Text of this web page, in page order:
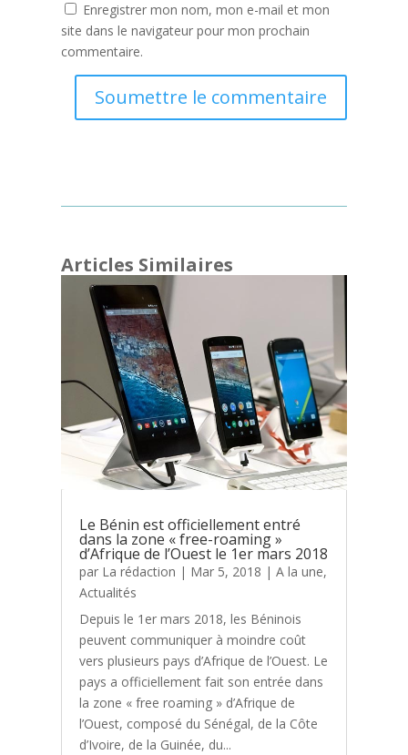
Enregistrer mon nom, mon e-mail et mon
site dans le navigateur pour mon prochain
commentaire.
Soumettre le commentaire
Articles Similaires
Le Bénin est officiellement entré
dans la zone « free-roaming »
d’Afrique de l’Ouest le 1er mars 2018
par La rédaction | Mar 5, 2018 |A la une,
Actualités
Depuis le 1er mars 2018, les Béninois
peuvent communiquer à moindre coût
vers plusieurs pays d’Afrique de l’Ouest. Le
pays a officiellement fait son entrée dans
la zone « free roaming » d’Afrique de
l’Ouest, composé du Sénégal, de la Côte
d’Ivoire, de la Guinée, du...